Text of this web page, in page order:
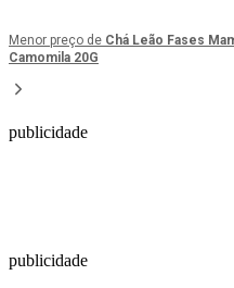
Menor preço de Chá Leão Fases
Camomila 20G
publicidade
publicidade